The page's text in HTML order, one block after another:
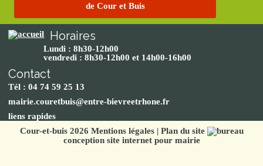
de Cour et Buis
Horaires
Lundi : 8h30-12h00
vendredi : 8h30-12h00 et 14h00-16h00
Contact
Tél : 04 74 59 25 13
mairie.couretbuis@entre-bievreetrhone.fr
liens rapides
Cour-et-buis 2026 Mentions légales| Plan du site
conception site internet pour mairie